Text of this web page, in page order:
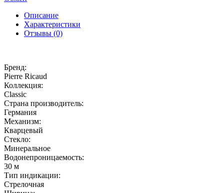
Описание
Характеристики
Отзывы (0)
Бренд:
Pierre Ricaud
Коллекция:
Classic
Страна производитель:
Германия
Механизм:
Кварцевый
Стекло:
Минеральное
Водонепроницаемость:
30 м
Тип индикации:
Стрелочная